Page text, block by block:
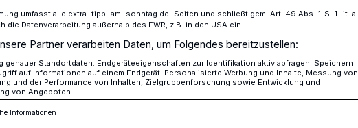
Süchtelner Straße.
per Rad rüber
umfasst alle extra-tipp-am-sonntag.de-Seiten und schließt gem. Art. 49 Abs. 1 S. 1 lit. a
die Datenverarbeitung außerhalb des EWR, z.B. in den USA ein.
Partner verarbeiten Daten, um Folgendes bereitzustellen:
genauer Standortdaten. Endgeräteeigenschaften zur Identifikation aktiv abfragen. Speichern
auf Informationen auf einem Endgerät. Personalisierte Werbung und Inhalte, Messung von
und der Performance von Inhalten, Zielgruppenforschung sowie Entwicklung und
von Angeboten.
Informationen